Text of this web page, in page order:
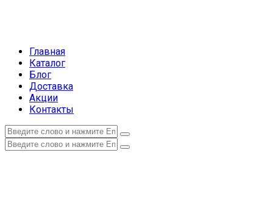
Главная
Каталог
Блог
Доставка
Акции
Контакты